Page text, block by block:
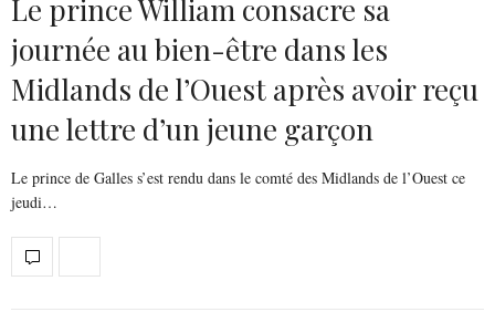
Le prince William consacre sa
journée au bien-être dans les
Midlands de l’Ouest après avoir reçu
une lettre d’un jeune garçon
Le prince de Galles s’est rendu dans le comté des Midlands de l’Ouest ce
jeudi…